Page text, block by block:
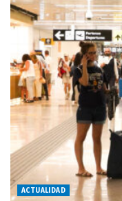
ACTUALIDAD